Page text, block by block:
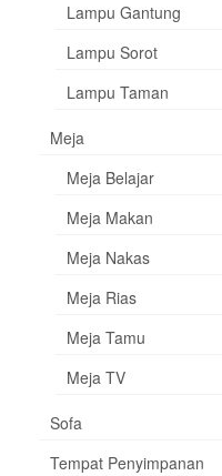
Lampu Gantung
Lampu Sorot
Lampu Taman
Meja
Meja Belajar
Meja Makan
Meja Nakas
Meja Rias
Meja Tamu
Meja TV
Sofa
Tempat Penyimpanan